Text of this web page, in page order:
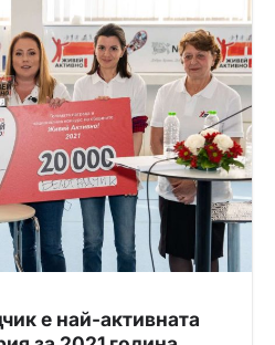
е най-активната